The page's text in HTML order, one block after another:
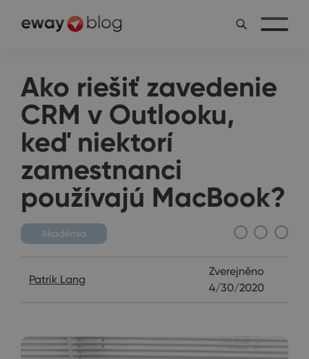
Ako riešiť zavedenie
CRM v Outlooku,
keď niektorí
zamestnanci
používajú MacBook?
Akadémia
Patrik Lang
Zverejněno
4/30/2020